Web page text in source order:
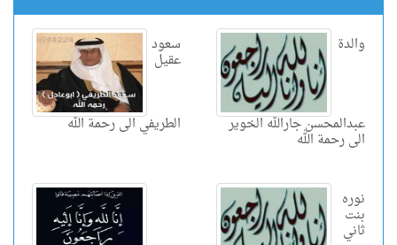
سعود
عقيل
الطريفي الى رحمة الله
والدة
عبدالمحسن جارالله الخوير
الى رحمة الله
نوره
بنت
ثاني